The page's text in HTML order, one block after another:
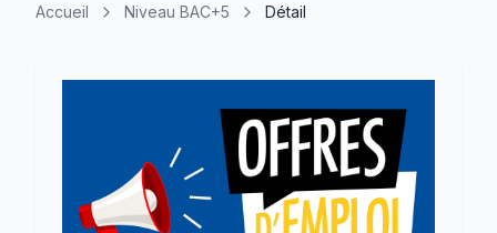
Accueil Niveau BAC+5 Détail